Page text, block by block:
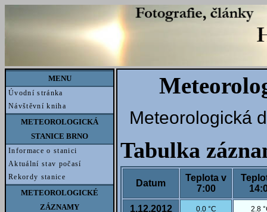
MENU
Úvodní stránka
Návštěvní kniha
METEOROLOGICKÁ
STANICE BRNO
Informace o stanici
Aktuální stav počasí
Rekordy stanice
METEOROLOGICKÉ
ZÁZNAMY
Meteorologická
Tabulka
Datum
Teplota v
7:00
1.12.2012
0.0 °C 2.8